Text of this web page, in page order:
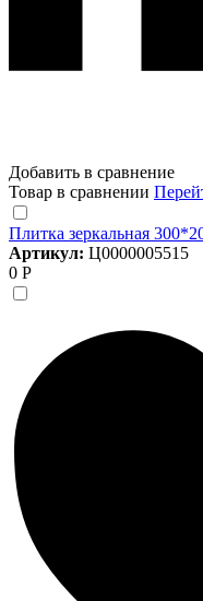
Добавить в сравнение
Товар в сравнении
Плитка зеркальная
Артикул: Ц0000005515
0 Р